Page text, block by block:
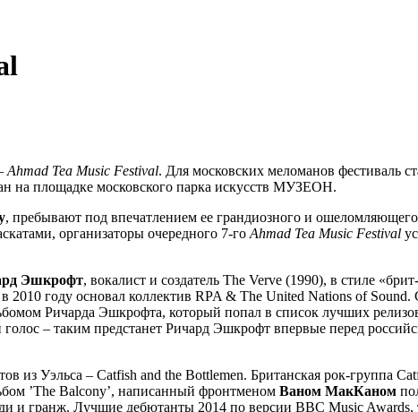
Ahmad Tea Music Festival. Для московских меломанов фестиваль
на площадке московского парка искусств МУЗЕОН.
, пребывают под впечатлением ее грандиозного и
организаторы очередного 7-го Ahmad Tea Music Festival
Эшкрофт, вокалист и создатель The Verve (1990), в стиле
2010 году основал коллектив RPA & The United Nations of
Ричарда Эшкрофта, который попал в список лучших
– таким предстанет Ричард Эшкрофт впервые перед
из Уэльса – Catfish and the Bottlemen. Британская рок-группа
’The Balcony’, написанный фронтменом Ваном МакКаном
и гранж. Лучшие дебютанты 2014 по версии BBC Music